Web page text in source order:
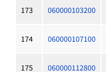
173 060000103200
174 060000107100
175 060000112800